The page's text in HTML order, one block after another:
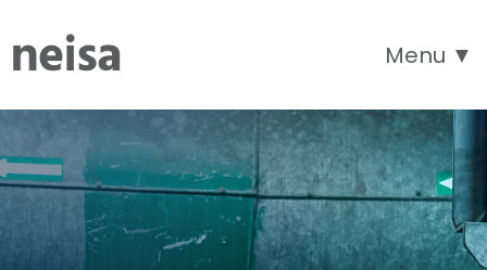
Menu ▼